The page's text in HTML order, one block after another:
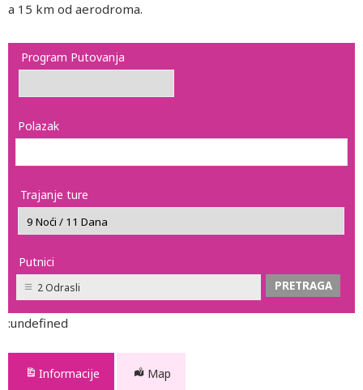
a 15 km od aerodroma.
Program Putovanja
Polazak
Trajanje ture
Putnici
2 Odrasli
:undefined
Informacije Map